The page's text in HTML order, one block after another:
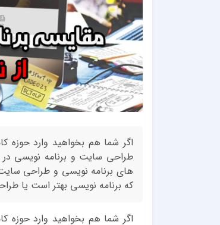
اگر شما هم بخواهید وارد حوزه
طراحی سایت و برنامه نویسی
های برنامه نویسی و طراحی سایت
که برنامه نویسی بهتر است یا
اگر شما هم بخواهید وارد حوزه